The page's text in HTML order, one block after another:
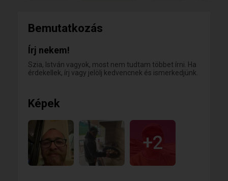
Bemutatkozás
Írj nekem!
Szia, István vagyok, most nem tudtam többet írni. Ha
érdekellek, írj vagy jelölj kedvencnek és ismerkedjünk.
Képek
+2